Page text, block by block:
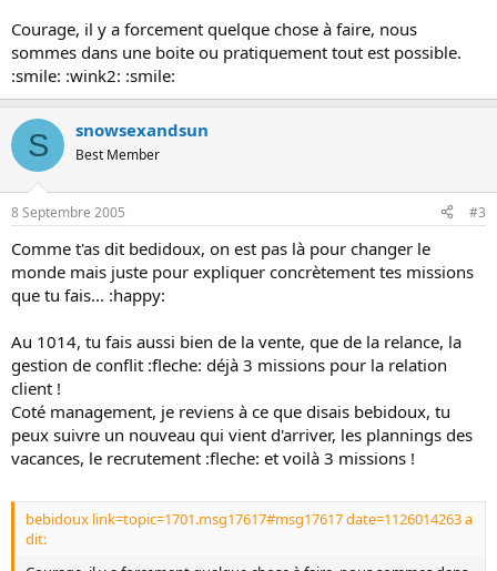
Courage, il y a forcement quelque chose à faire, nous
sommes dans une boite ou pratiquement tout est possible.
:smile: :wink2: :smile:
S snowsexandsun
Best Member
8 Septembre 2005 #3
Comme t'as dit bedidoux, on est pas là pour changer le
monde mais juste pour expliquer concrètement tes missions
que tu fais... :happy:
Au 1014, tu fais aussi bien de la vente, que de la relance, la
gestion de conflit :fleche: déjà 3 missions pour la relation
client !
Coté management, je reviens à ce que disais bebidoux, tu
peux suivre un nouveau qui vient d'arriver, les plannings des
vacances, le recrutement :fleche: et voilà 3 missions !
bebidoux link=topic=1701.msg17617#msg17617 date=1126014263 a
dit: